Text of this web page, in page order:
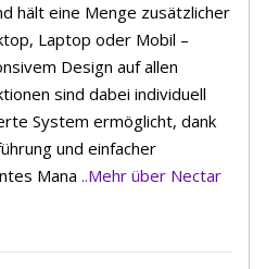
hält eine Menge zusätzlicher
Laptop oder Mobil –
Design auf allen
sind dabei individuell
System ermöglicht, dank
und einfacher
Mana ..Mehr über Nectar